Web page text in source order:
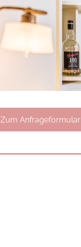
Zum Anfrageformular